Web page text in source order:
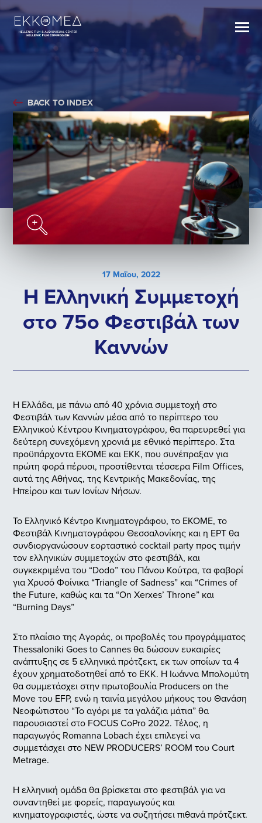
BACK TO INDEX
17 Μαΐου, 2022
Η Ελληνική Συμμετοχή
στο 75ο Φεστιβάλ των
Καννών
Η Ελλάδα, με πάνω από 40 χρόνια συμμετοχή στο
Φεστιβάλ των Καννών μέσα από το περίπτερο του
Ελληνικού Κέντρου Κινηματογράφου, θα παρευρεθεί για
δεύτερη συνεχόμενη χρονιά με εθνικό περίπτερο. Στα
προϋπάρχοντα ΕΚΟΜΕ και ΕΚΚ, που συνέπραξαν για
πρώτη φορά πέρυσι, προστίθενται τέσσερα Film Offices,
αυτά της Αθήνας, της Κεντρικής Μακεδονίας, της
Ηπείρου και των Ιονίων Νήσων.
Το Ελληνικό Κέντρο Κινηματογράφου, το ΕΚΟΜΕ, το
Φεστιβάλ Κινηματογράφου Θεσσαλονίκης και η ΕΡΤ θα
συνδιοργανώσουν εορταστικό cocktail party προς τιμήν
τον ελληνικών συμμετοχών στο φεστιβάλ, και
συγκεκριμένα του “Dodo” του Πάνου Κούτρα, τα φαβορί
για Χρυσό Φοίνικα “Triangle of Sadness” και “Crimes of
the Future, καθώς και τα “On Xerxes’ Throne” και
“Burning Days”
Στο πλαίσιο της Αγοράς, οι προβολές του προγράμματος
Thessaloniki Goes to Cannes θα δώσουν ευκαιρίες
ανάπτυξης σε 5 ελληνικά πρότζεκτ, εκ των οποίων τα 4
έχουν χρηματοδοτηθεί από το ΕΚΚ. Η Ιωάννα Μπολομύτη
θα συμμετάσχει στην πρωτοβουλία Producers on the
Move του EFP, ενώ η ταινία μεγάλου μήκους του Θανάση
Νεοφώτιστου “Το αγόρι με τα γαλάζια μάτια” θα
παρουσιαστεί στο FOCUS CoPro 2022. Τέλος, η
παραγωγός Romanna Lobach έχει επιλεγεί να
συμμετάσχει στο NEW PRODUCERS’ ROOM του Court
Metrage.
Η ελληνική ομάδα θα βρίσκεται στο φεστιβάλ για να
συναντηθεί με φορείς, παραγωγούς και
κινηματογραφιστές, ώστε να συζητήσει πιθανά πρότζεκτ.